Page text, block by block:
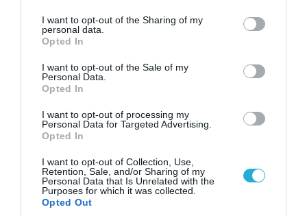
not limited to your visit or usage behaviour. You may click to
grant or deny consent to Google and its third-party tags to
use your data for below specified purposes in below Google
consent section.
I want to opt-out of the Sharing of my
personal data.
Opted In
I want to opt-out of the Sale of my
Personal Data.
Opted In
I want to opt-out of processing my
Personal Data for Targeted Advertising.
Opted In
I want to opt-out of Collection, Use,
Retention, Sale, and/or Sharing of my
Personal Data that Is Unrelated with the
Purposes for which it was collected.
Opted Out
ΠΟΛΙΤΙΚΗ